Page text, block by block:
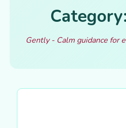
Gently - Calm guidance for